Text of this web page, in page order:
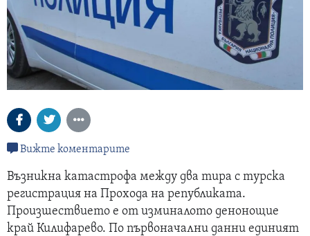
Вижте коментарите
Възникна катастрофа между два тира с турска
регистрация на Прохода на републиката.
Произшествието е от изминалото денонощие
край Килифарево. По първоначални данни единият